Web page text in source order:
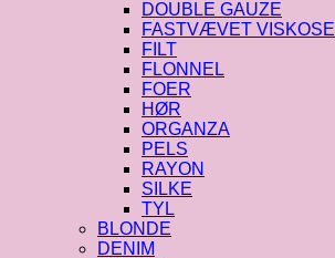
DOUBLE GAUZE
FASTVÆVET VISKOSE
FILT
FLONNEL
FOER
HØR
ORGANZA
PELS
RAYON
SILKE
TYL
BLONDE
DENIM